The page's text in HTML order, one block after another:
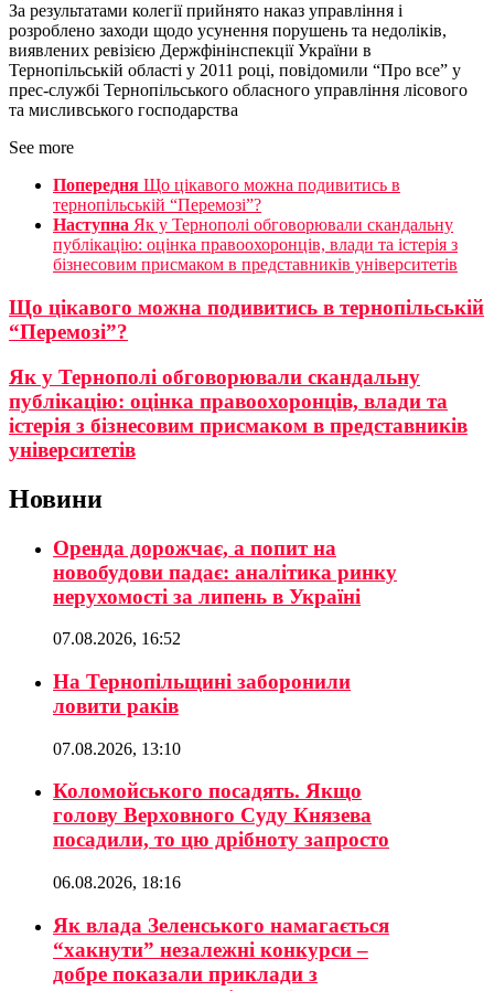
За результатами колегії прийнято наказ управління і
розроблено заходи щодо усунення порушень та недоліків,
виявлених ревізією Держфінінспекції України в
Тернопільській області у 2011 році, повідомили “Про все” у
прес-службі Тернопільського обласного управління лісового
та мисливського господарства
See more
Попередня Що цікавого можна подивитись в
тернопільській “Перемозі”?
Наступна Як у Тернополі обговорювали скандальну
публікацію: оцінка правоохоронців, влади та істерія з
бізнесовим присмаком в представників університетів
Що цікавого можна подивитись в тернопільській
“Перемозі”?
Як у Тернополі обговорювали скандальну
публікацію: оцінка правоохоронців, влади та
істерія з бізнесовим присмаком в представників
університетів
Новини
Оренда дорожчає, а попит на
новобудови падає: аналітика ринку
нерухомості за липень в Україні
07.08.2026, 16:52
На Тернопільщині заборонили
ловити раків
07.08.2026, 13:10
Коломойського посадять. Якщо
голову Верховного Суду Князева
посадили, то цю дрібноту запросто
06.08.2026, 18:16
Як влада Зеленського намагається
“хакнути” незалежні конкурси –
добре показали приклади з